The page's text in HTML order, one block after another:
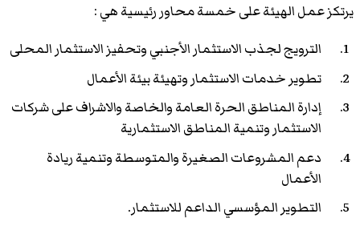
يرتكز عمل الهيئة على خمسة محاور رئيسية هي :
الترويج لجذب الاستثمار الأجنبي وتحفيز الاستثمار المحلى
تطوير خدمات الاستثمار وتهيئة بيئة الأعمال
إدارة المناطق الحرة العامة والخاصة والاشراف على شركات
الاستثمار وتنمية المناطق الاستثمارية
دعم المشروعات الصغيرة والمتوسطة وتنمية ريادة
الأعمال
التطوير المؤسسي الداعم للاستثمار.